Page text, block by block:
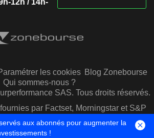
les cookies Blog Zonebourse
Qui sommes-nous ?
SAS. Tous droits réservés.
par Factset, Morningstar et S&P
Capital IQ
aux abonnés pour augmenter la
!